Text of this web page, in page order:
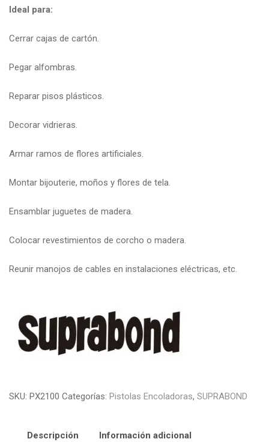
Ideal para:
Cerrar cajas de cartón.
Pegar alfombras.
Reparar pisos plásticos.
Decorar vidrieras.
Armar ramos de flores artificiales.
Montar bijouterie, moños y flores de tela.
Ensamblar juguetes de madera.
Colocar revestimientos de corcho o madera.
Reunir manojos de cables en instalaciones eléctricas, etc.
SKU: PX2100 Categorías: Pistolas Encoladoras, SUPRABOND
Descripción Información adicional